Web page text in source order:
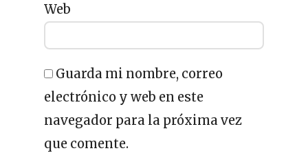
Web
Guarda mi nombre, correo
electrónico y web en este
navegador para la próxima vez
que comente.